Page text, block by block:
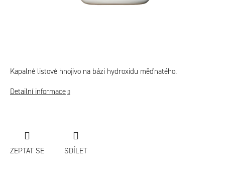
Kapalné listové hnojivo na bázi hydroxidu měďnatého.
Detailní informace
ZEPTAT SE SDÍLET